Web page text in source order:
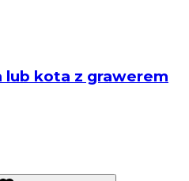
lub kota z grawerem